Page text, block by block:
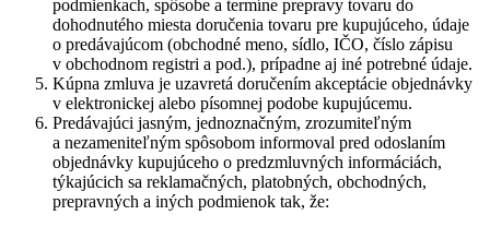
podmienkach, spôsobe a termíne prepravy tovaru do
dohodnutého miesta doručenia tovaru pre kupujúceho, údaje
o predávajúcom (obchodné meno, sídlo, IČO, číslo zápisu
v obchodnom registri a pod.), prípadne aj iné potrebné údaje.
Kúpna zmluva je uzavretá doručením akceptácie objednávky
v elektronickej alebo písomnej podobe kupujúcemu.
Predávajúci jasným, jednoznačným, zrozumiteľným
a nezameniteľným spôsobom informoval pred odoslaním
objednávky kupujúceho o predzmluvných informáciách,
týkajúcich sa reklamačných, platobných, obchodných,
prepravných a iných podmienok tak, že: